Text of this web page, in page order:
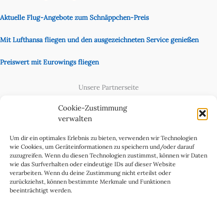
Cookie-Zustimmung
verwalten
Um dir ein optimales Erlebnis zu bieten, verwenden wir Technologien
wie Cookies, um Geräteinformationen zu speichern und/oder darauf
zuzugreifen. Wenn du diesen Technologien zustimmst, können wir Daten
wie das Surfverhalten oder eindeutige IDs auf dieser Website
verarbeiten. Wenn du deine Zustimmung nicht erteilst oder
zurückziehst, können bestimmte Merkmale und Funktionen
beeinträchtigt werden.
Aktuelle Flug-Angebote zum Schnäppchen-Preis
Mit Lufthansa fliegen und den ausgezeichneten Service genießen
Preiswert mit Eurowings fliegen
Unsere Partnerseite